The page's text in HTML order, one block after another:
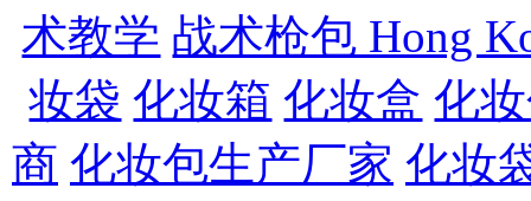
术教学 战术枪包 Hong
妆袋 化妆箱 化妆盒 化
商 化妆包生产厂家 化妆